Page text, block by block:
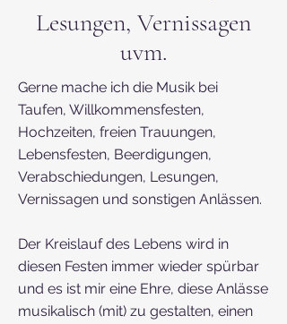
Lesungen, Vernissagen
uvm.
Gerne mache ich die Musik bei
Taufen, Willkommensfesten,
Hochzeiten, freien Trauungen,
Lebensfesten, Beerdigungen,
Verabschiedungen, Lesungen,
Vernissagen und sonstigen Anlässen.
Der Kreislauf des Lebens wird in
diesen Festen immer wieder spürbar
und es ist mir eine Ehre, diese Anlässe
musikalisch (mit) zu gestalten, einen